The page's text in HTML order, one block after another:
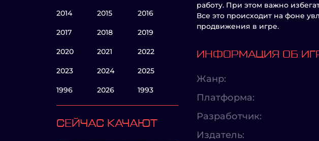
2014 2015 2016
2017 2018 2019
2020 2021 2022
2023 2024 2025
1996 2026 1993
СЕЙЧАС КАЧАЮТ
работу. При этом важно
Все это происходит на фоне
продвижения в игре.
ИНФОРМАЦИЯ ОБ
Жанр:
Платформа:
Разработчик:
Издатель: